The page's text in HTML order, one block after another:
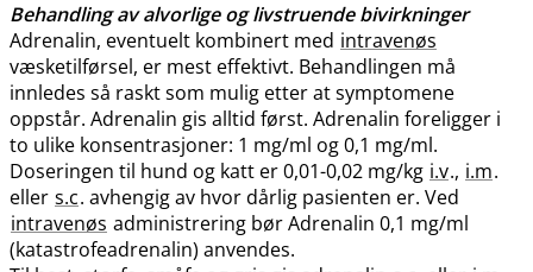
Behandling av alvorlige og livstruende bivirkninger
Adrenalin, eventuelt kombinert med intravenøs
væsketilførsel, er mest effektivt. Behandlingen må
innledes så raskt som mulig etter at symptomene
oppstår. Adrenalin gis alltid først. Adrenalin foreligger i
to ulike konsentrasjoner: 1 mg/ml og 0,1 mg​/​ml.
Doseringen til hund og katt er 0,01-0,02 mg/kg i.v., i.m.
eller s.c. avhengig av hvor dårlig pasienten er. Ved
intravenøs administrering bør Adrenalin 0,1 mg/ml
(katastrofeadrenalin) anvendes.